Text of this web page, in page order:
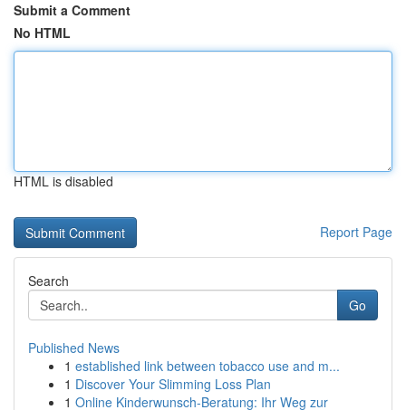
Submit a Comment
No HTML
HTML is disabled
Report Page
Search
Go
Published News
1 established link between tobacco use and m...
1 Discover Your Slimming Loss Plan
1 Online Kinderwunsch-Beratung: Ihr Weg zur